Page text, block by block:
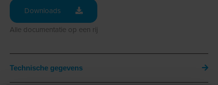
Downloads
Alle documentatie op een rij
Technische gegevens